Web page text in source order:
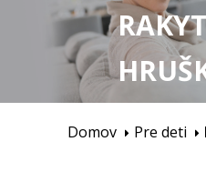
Domov Pre deti